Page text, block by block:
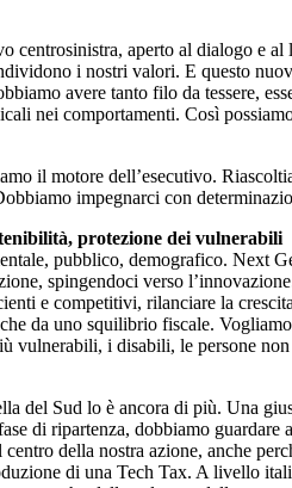
centrosinistra, aperto al dialogo e
i nostri valori. E questo
avere tanto filo da tessere,
nei comportamenti. Così
il motore dell’esecutivo.
impegnarci con
protezione dei vulnerabili
pubblico, demografico. Next
spingendoci verso
e competitivi, rilanciare la
da uno squilibrio fiscale.
vulnerabili, i disabili, le persone
del Sud lo è ancora di più. Una
di ripartenza, dobbiamo
della nostra azione, anche
di una Tech Tax. A livello